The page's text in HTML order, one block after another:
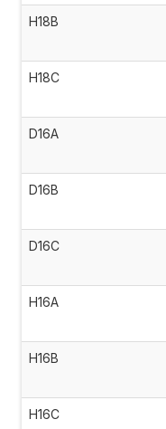
H18B
H18C
D16A
D16B
D16C
H16A
H16B
H16C